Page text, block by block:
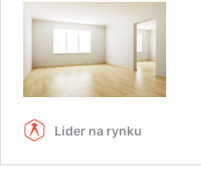
Lider na rynku